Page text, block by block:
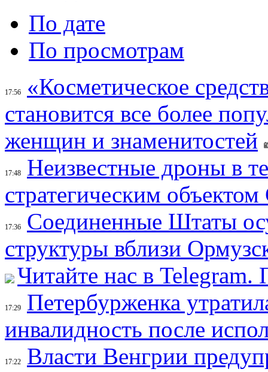
По дате
По просмотрам
17:56
«Косметическое
становится все более
женщин и знаменитостей
17:48
Неизвестные дроны в
стратегическим
17:36
Соединенные Штаты
структуры вблизи
Читайте нас в
17:29
Петербурженка
инвалидность после
17:22
Власти Венгрии